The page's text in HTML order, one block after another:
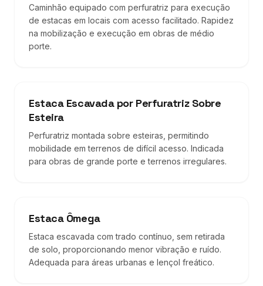
Caminhão equipado com perfuratriz para execução
de estacas em locais com acesso facilitado. Rapidez
na mobilização e execução em obras de médio
porte.
Estaca Escavada por Perfuratriz Sobre
Esteira
Perfuratriz montada sobre esteiras, permitindo
mobilidade em terrenos de difícil acesso. Indicada
para obras de grande porte e terrenos irregulares.
Estaca Ômega
Estaca escavada com trado contínuo, sem retirada
de solo, proporcionando menor vibração e ruído.
Adequada para áreas urbanas e lençol freático.